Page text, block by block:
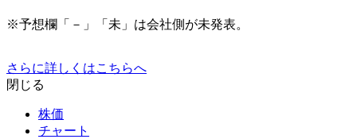
※予想欄「－」「未」は会社側が未発表。
さらに詳しくはこちらへ
閉じる
株価
チャート